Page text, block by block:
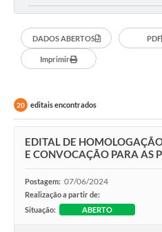
DADOS ABERTOS PDF
Imprimir
20 editais encontrados
EDITAL DE
E CONVOCAÇÃO PARA AS
Postagem: 07/06/2024
Realização a partir de:
Situação:
ABERTO